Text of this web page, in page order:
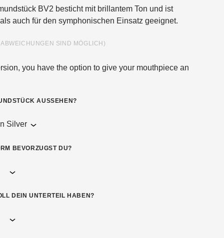
BV2 besticht mit brillantem Ton und ist
auch für den symphonischen Einsatz geeignet.
SIND MÖGLICH)
you have the option to give your mouthpiece an
AUSSEHEN?
BEVORZUGST DU?
DEIN UNTERTEIL HABEN?